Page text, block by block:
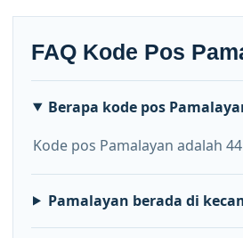
FAQ Kode Pos
Berapa kode pos
Kode pos Pamalayan adalah
Pamalayan berada di